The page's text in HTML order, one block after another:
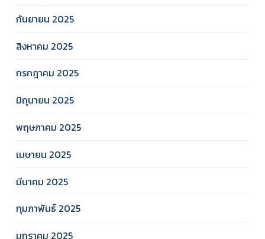
กันยายน 2025
สิงหาคม 2025
กรกฎาคม 2025
มิถุนายน 2025
พฤษภาคม 2025
เมษายน 2025
มีนาคม 2025
กุมภาพันธ์ 2025
มกราคม 2025